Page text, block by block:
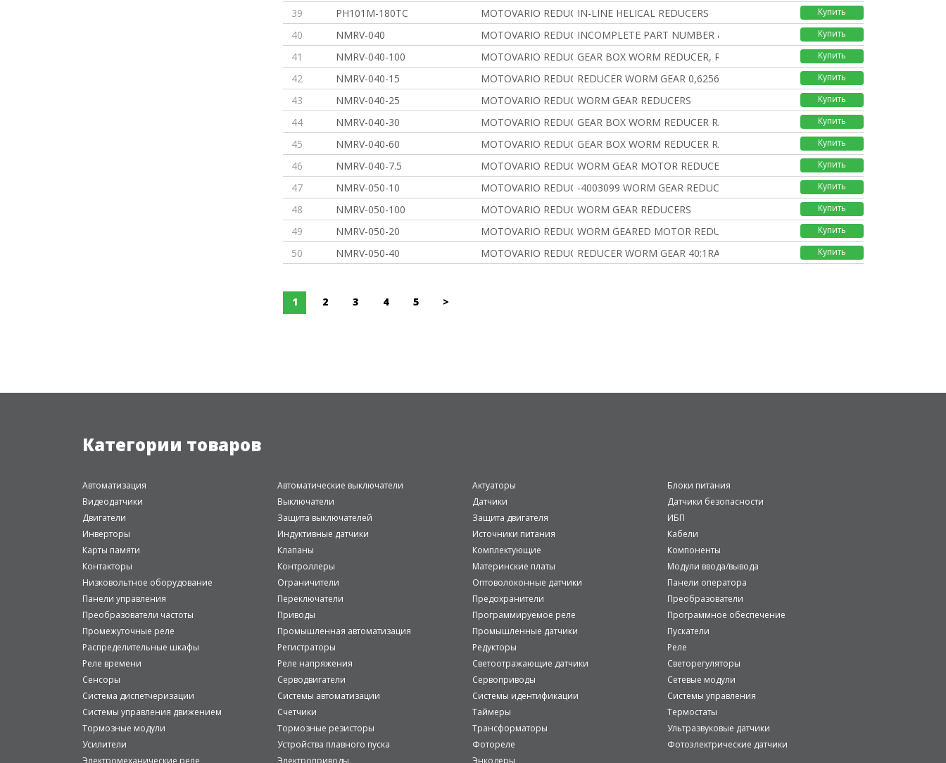
39 PH101M-180TC MOTOVARIO REDUCERSIN-LINE HELICAL REDUCERS Купить
40 NMRV-040 MOTOVARIO REDUCERSINCOMPLETE PART NUMBER &# Купить
41 NMRV-040-100 MOTOVARIO REDUCERSGEAR BOX WORM REDUCER, RA Купить
42 NMRV-040-15 MOTOVARIO REDUCERSREDUCER WORM GEAR 0,6256944444 Купить
43 NMRV-040-25 MOTOVARIO REDUCERSWORM GEAR REDUCERS Купить
44 NMRV-040-30 MOTOVARIO REDUCERSGEAR BOX WORM REDUCER RAT Купить
45 NMRV-040-60 MOTOVARIO REDUCERSGEAR BOX WORM REDUCER RAT Купить
46 NMRV-040-7.5 MOTOVARIO REDUCERSWORM GEAR MOTOR REDUCER R Купить
47 NMRV-050-10 MOTOVARIO REDUCERS-4003099 WORM GEAR REDUC Купить
48 NMRV-050-100 MOTOVARIO REDUCERSWORM GEAR REDUCERS Купить
49 NMRV-050-20 MOTOVARIO REDUCERSWORM GEARED MOTOR REDUCTI Купить
50 NMRV-050-40 MOTOVARIO REDUCERSREDUCER WORM GEAR 40:1RAT Купить
1 2 3 4 5 >
Категории товаров
Автоматизация Автоматические выключатели Актуаторы
Блоки питания
Видеодатчики
Выключатели Датчики
Датчики безопасности
Двигатели
Защита выключателей Защита двигателя
ИБП
Инверторы
Индуктивные датчики Источники питания
Кабели
Карты памяти
Клапаны Комплектующие
Компоненты
Контакторы
Контроллеры Материнские платы
Модули ввода/вывода
Низковольтное оборудование
Ограничители Оптоволоконные датчики
Панели оператора
Панели управления
Переключатели Предохранители
Преобразователи
Преобразователи частоты
Приводы Программируемое реле
Программное обеспечение
Промежуточные реле
Промышленная автоматизация Промышленные датчики
Пускатели
Распределительные шкафы
Регистраторы Редукторы
Реле
Реле времени
Реле напряжения Светоотражающие датчики
Светорегуляторы
Сенсоры
Серводвигатели Сервоприводы
Сетевые модули
Система диспетчеризации
Системы автоматизации Системы идентификации
Системы управления
Системы управления движением
Счетчики Таймеры
Термостаты
Тормозные модули
Тормозные резисторы Трансформаторы
Ультразвуковые датчики
Усилители
Устройства плавного пуска Фотореле
Фотоэлектрические датчики
Электромеханические реле
Электроприводы Энкодеры